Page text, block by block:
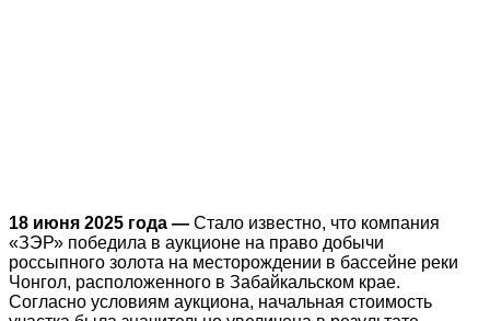
18 июня 2025 года — Стало известно, что компания
«ЗЭР» победила в аукционе на право добычи
россыпного золота на месторождении в бассейне реки
Чонгол, расположенного в Забайкальском крае.
Согласно условиям аукциона, начальная стоимость